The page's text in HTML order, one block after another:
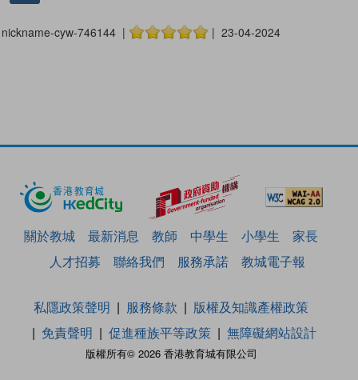
nickname-cyw-746144 | | 23-04-2024
關於教城 最新消息 教師 中學生 小學生
家長
人才招募
聯絡我們 服務承諾 教城電子報
版權所有© 2026 香港教育城有限公司
私隱政策聲明 服務條款
版權及知識產權政策
免責聲明
促進種族平等政策 無障礙網站設計